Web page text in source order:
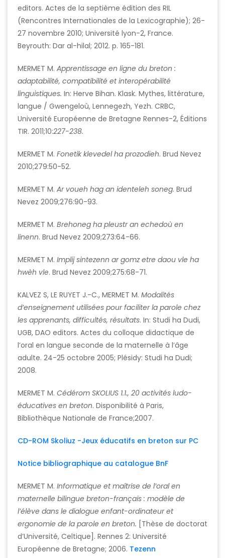
editors. Actes de la septième édition des RIL
(Rencontres Internationales de la Lexicographie); 26-
27 novembre 2010; Université lyon-2, France.
Beyrouth: Dar al-hilal; 2012. p. 165-181.
MERMET M. Apprentissage en ligne du breton :
adaptabilité, compatibilité et interopérabilité
linguistiques. In: Herve Bihan. Klask. Mythes, littérature,
langue / Gwengeloù, Lennegezh, Yezh. CRBC,
Université Européenne de Bretagne Rennes-2, Éditions
TIR. 2011;10:227-238.
MERMET M. Fonetik klevedel ha prozodïeh. Brud Nevez
2010;279:50-52.
MERMET M. Ar voueh hag an identeleh soneg. Brud
Nevez 2009;276:90-93.
MERMET M. Brehoneg ha pleustr an echedoù en
linenn. Brud Nevez 2009;273:64-66.
MERMET M. Implij sintezenn ar gomz etre daou vle ha
hwèh vle. Brud Nevez 2009;275:68-71.
KALVEZ S, LE RUYET J.-C., MERMET M. Modalités
d’enseignement utilisées pour faciliter la parole chez
les apprenants, difficultés, résultats. In: Studi ha Dudi,
UGB, DAO editors. Actes du colloque didactique de
l’oral en langue seconde de la maternelle à l’âge
adulte. 24-25 octobre 2005; Plésidy: Studi ha Dudi;
2008.
MERMET M. Cédérom SKOLIUS 1.1., 20 activités ludo-
éducatives en breton. Disponibilité à Paris,
Bibliothèque Nationale de France;2007.
CD-ROM Skoliuz -Jeux éducatifs en breton sur PC
Notice bibliographique au catalogue BnF
MERMET M. Informatique et maîtrise de l’oral en
maternelle bilingue breton-français : modèle de
l’élève dans le dialogue enfant-ordinateur et
ergonomie de la parole en breton. [Thèse de doctorat
d’Université, Celtique]. Rennes 2: Université
Européenne de Bretagne; 2006. Tezenn